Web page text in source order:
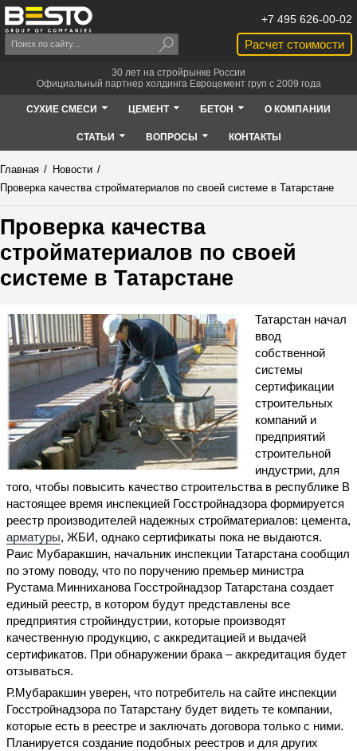
Расчет стоимости
+7 495 626-00-02
30 лет на стройрынке России
Официальный партнер холдинга Евроцемент груп с 2009 года
СУХИЕ СМЕСИ ЦЕМЕНТ БЕТОН О КОМПАНИИ
СТАТЬИ ВОПРОСЫ КОНТАКТЫ
Главная / Новости /
Проверка качества стройматериалов по своей системе в Татарстане
Проверка качества
стройматериалов по своей
системе в Татарстане
Татарстан начал
ввод
собственной
системы
сертификации
строительных
компаний и
предприятий
строительной
индустрии, для
того, чтобы повысить качество строительства в республике В
настоящее время инспекцией Госстройнадзора формируется
реестр производителей надежных стройматериалов: цемента,
арматуры, ЖБИ, однако сертификаты пока не выдаются.
Раис Мубаракшин, начальник инспекции Татарстана сообщил
по этому поводу, что по поручению премьер министра
Рустама Минниханова Госстройнадзор Татарстана создает
единый реестр, в котором будут представлены все
предприятия стройиндустрии, которые производят
качественную продукцию, с аккредитацией и выдачей
сертификатов. При обнаружении брака – аккредитация будет
отзываться.
Р.Мубаракшин уверен, что потребитель на сайте инспекции
Госстройнадзора по Татарстану будет видеть те компании,
которые есть в реестре и заключать договора только с ними.
Планируется создание подобных реестров и для других